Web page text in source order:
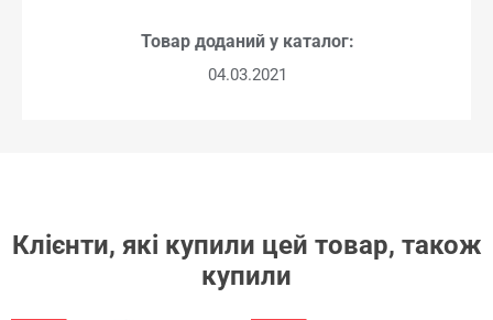
Товар доданий у каталог:
04.03.2021
Клієнти, які купили цей товар, також
купили